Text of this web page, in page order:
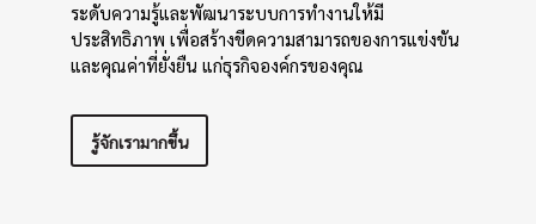
ระดับความรู้และพัฒนาระบบการทำงานให้มี
ประสิทธิภาพ เพื่อสร้างขีดความสามารถของการแข่งขัน
และคุณค่าที่ยั่งยืน แก่ธุรกิจองค์กรของคุณ
รู้จักเรามากขึ้น